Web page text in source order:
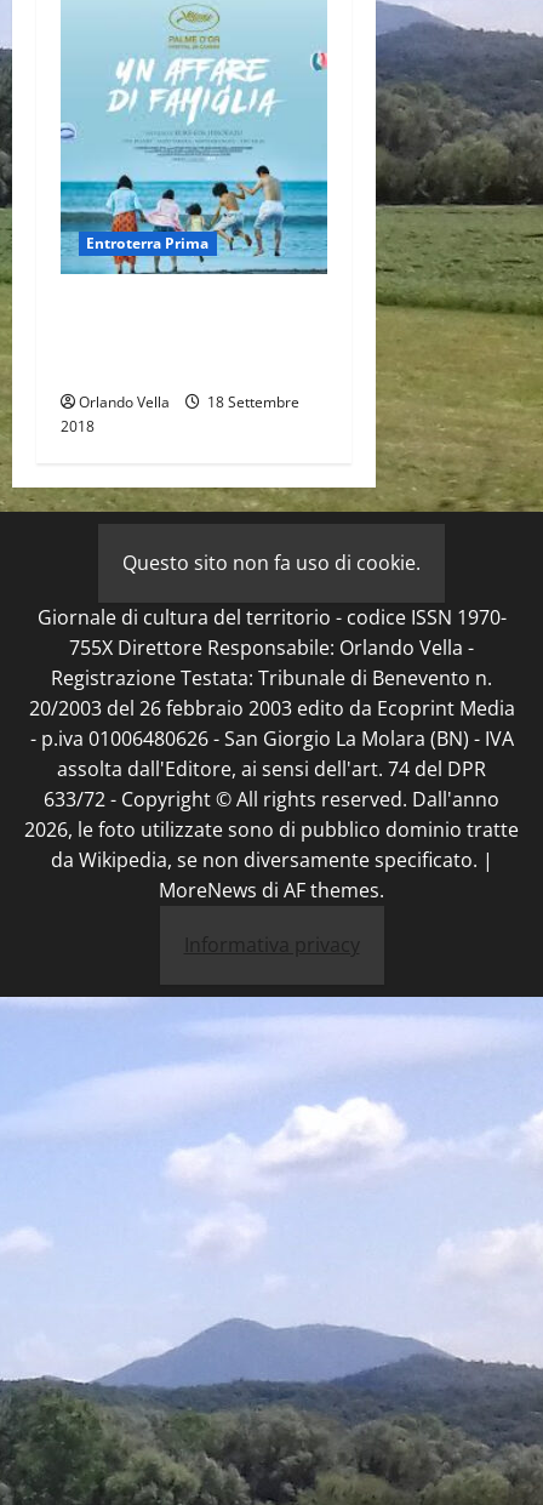
Entroterra Prima
Orlando Vella
18 Settembre
2018
Questo sito non fa uso di cookie.
Giornale di cultura del territorio - codice ISSN 1970-
755X Direttore Responsabile: Orlando Vella -
Registrazione Testata: Tribunale di Benevento n.
20/2003 del 26 febbraio 2003 edito da Ecoprint Media
- p.iva 01006480626 - San Giorgio La Molara (BN) - IVA
assolta dall'Editore, ai sensi dell'art. 74 del DPR
633/72 - Copyright © All rights reserved. Dall'anno
2026, le foto utilizzate sono di pubblico dominio tratte
da Wikipedia, se non diversamente specificato. |
MoreNews di AF themes.
Informativa privacy